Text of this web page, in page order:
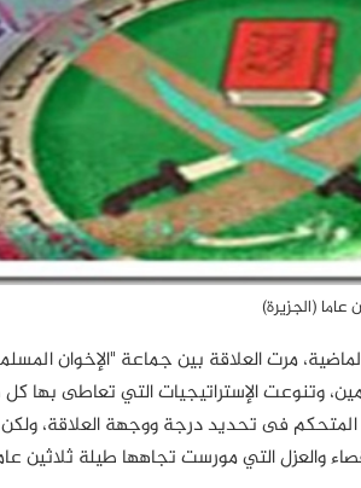
عاما (الجزيرة)
مرت العلاقة بين جماعة "الإخوان
وتنوعت الإستراتيجيات التي تعاطى
المتحكم فى تحديد درجة ووجهة العلاقة،
والعزل التي مورست تجاهها طيلة ثلاثين